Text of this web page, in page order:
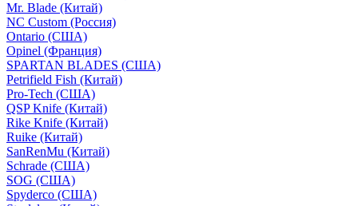
Mr. Blade (Китай)
NC Custom (Россия)
Ontario (США)
Opinel (Франция)
SPARTAN BLADES (США)
Petrifield Fish (Китай)
Pro-Tech (США)
QSP Knife (Китай)
Rike Knife (Китай)
Ruike (Китай)
SanRenMu (Китай)
Schrade (США)
SOG (США)
Spyderco (США)